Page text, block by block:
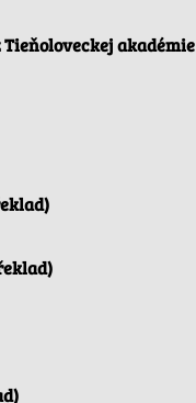
akadémie